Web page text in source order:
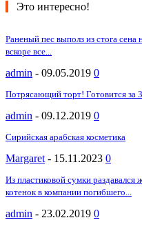
Это интересно!
Раненый пес выполз из стога сена
вскоре все...
admin - 09.05.2019 0
Потрясающий торт! Готовится за
admin - 09.12.2019 0
Сирийская арабская косметика
Margaret - 15.11.2023 0
Из пластиковой сумки
котенок в компании погибшего...
admin - 23.02.2019 0